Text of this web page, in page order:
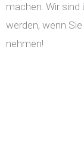
machen. Wir
werden, wenn
nehmen!